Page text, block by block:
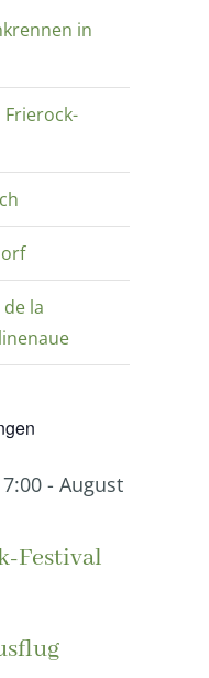
in
la
- August
Festival